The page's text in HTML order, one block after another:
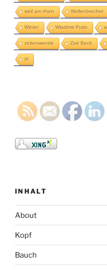
weil am rhein Wellenbrecher
Winter Wladimir Putin
zeitenwende Zoë Beck
öl
INHALT
About
Kopf
Bauch